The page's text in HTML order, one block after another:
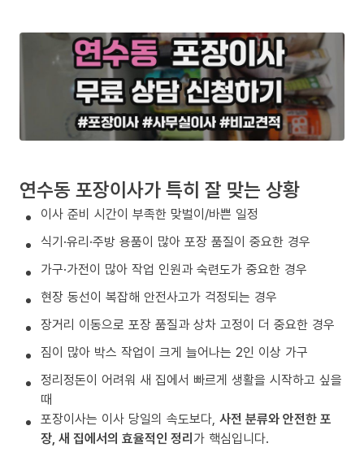
연수동 포장이사가 특히 잘 맞는 상황
이사 준비 시간이 부족한 맞벌이/바쁜 일정
식기·유리·주방 용품이 많아 포장 품질이 중요한 경우
가구·가전이 많아 작업 인원과 숙련도가 중요한 경우
현장 동선이 복잡해 안전사고가 걱정되는 경우
장거리 이동으로 포장 품질과 상차 고정이 더 중요한 경우
짐이 많아 박스 작업이 크게 늘어나는 2인 이상 가구
정리정돈이 어려워 새 집에서 빠르게 생활을 시작하고 싶을
때
포장이사는 이사 당일의 속도보다, 사전 분류와 안전한 포
장, 새 집에서의 효율적인 정리가 핵심입니다.